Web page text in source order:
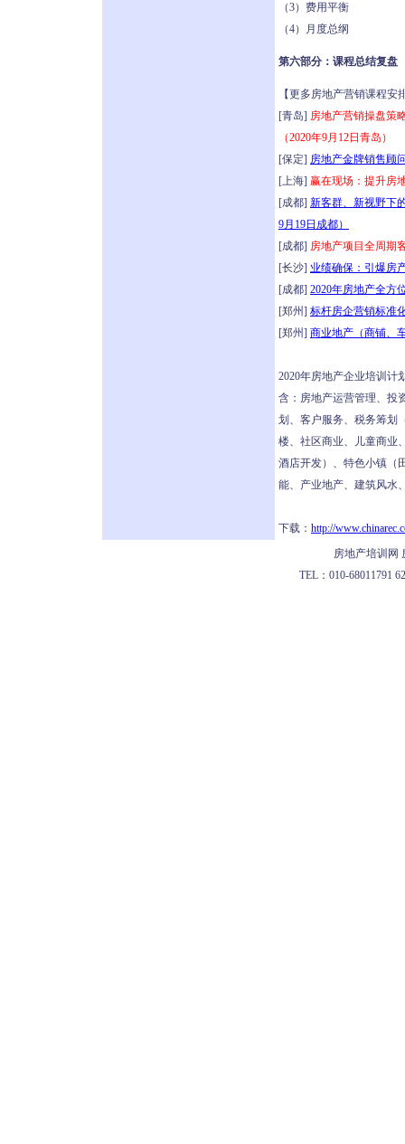
（3）费用平衡
（4）月度总纲
第六部分：课程总结复盘
【更多房地产营销课程安
[青岛] 房地产营销操盘策
（2020年9月12日青岛）
[保定] 房地产金牌销售顾
[上海] 赢在现场：提升房
[成都] 新客群、新视野下
9月19日成都）
[成都] 房地产项目全周期
[长沙] 业绩确保：引爆房
[成都] 2020年房地产全方
[郑州] 标杆房企营销标准
[郑州] 商业地产（商铺、
2020年房地产企业培训计
含：房地产运营管理、投
划、客户服务、税务筹划
楼、社区商业、儿童商业
酒店开发）、特色小镇（
能、产业地产、建筑风水
下载： http://
房地产培训网
TEL：010-68011791